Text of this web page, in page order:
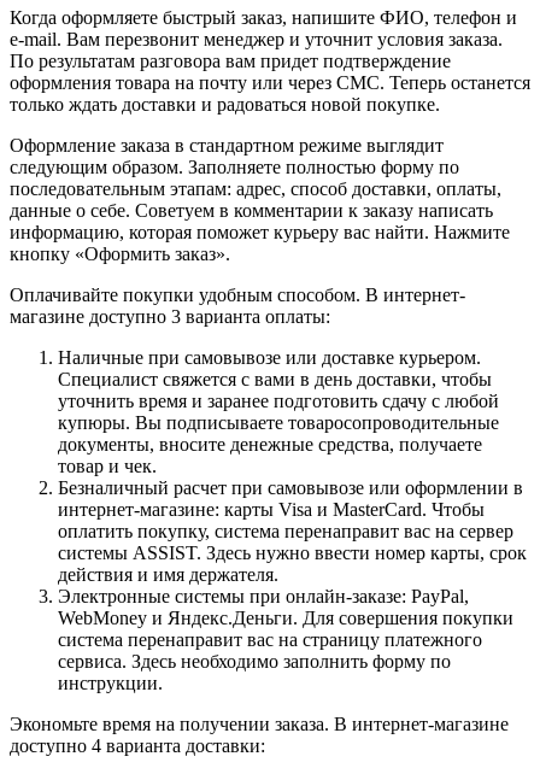
Когда оформляете быстрый заказ, напишите ФИО, телефон и
e-mail. Вам перезвонит менеджер и уточнит условия заказа.
По результатам разговора вам придет подтверждение
оформления товара на почту или через СМС. Теперь останется
только ждать доставки и радоваться новой покупке.
Оформление заказа в стандартном режиме выглядит
следующим образом. Заполняете полностью форму по
последовательным этапам: адрес, способ доставки, оплаты,
данные о себе. Советуем в комментарии к заказу написать
информацию, которая поможет курьеру вас найти. Нажмите
кнопку «Оформить заказ».
Оплачивайте покупки удобным способом. В интернет-
магазине доступно 3 варианта оплаты:
Наличные при самовывозе или доставке курьером.
Специалист свяжется с вами в день доставки, чтобы
уточнить время и заранее подготовить сдачу с любой
купюры. Вы подписываете товаросопроводительные
документы, вносите денежные средства, получаете
товар и чек.
Безналичный расчет при самовывозе или оформлении в
интернет-магазине: карты Visa и MasterCard. Чтобы
оплатить покупку, система перенаправит вас на сервер
системы ASSIST. Здесь нужно ввести номер карты, срок
действия и имя держателя.
Электронные системы при онлайн-заказе: PayPal,
WebMoney и Яндекс.Деньги. Для совершения покупки
система перенаправит вас на страницу платежного
сервиса. Здесь необходимо заполнить форму по
инструкции.
Экономьте время на получении заказа. В интернет-магазине
доступно 4 варианта доставки: